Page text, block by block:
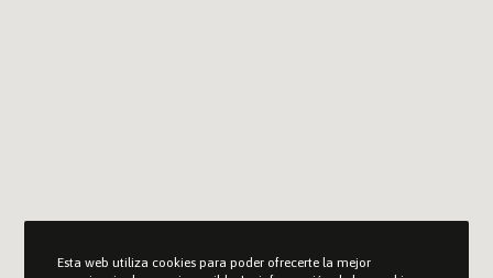
Esta web utiliza cookies para poder ofrecerte la mejor